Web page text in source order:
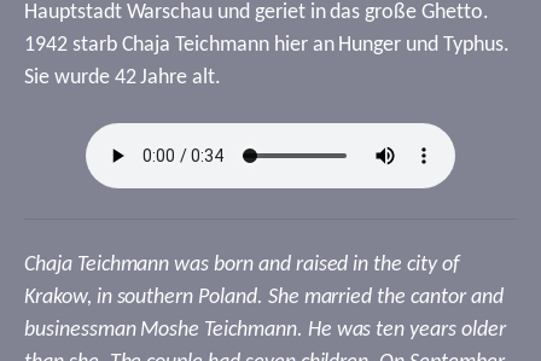
Hauptstadt Warschau und geriet in das große Ghetto.
1942 starb Chaja Teichmann hier an Hunger und Typhus.
Sie wurde 42 Jahre alt.
Chaja Teichmann was born and raised in the city of
Krakow, in southern Poland. She married the cantor and
businessman Moshe Teichmann. He was ten years older